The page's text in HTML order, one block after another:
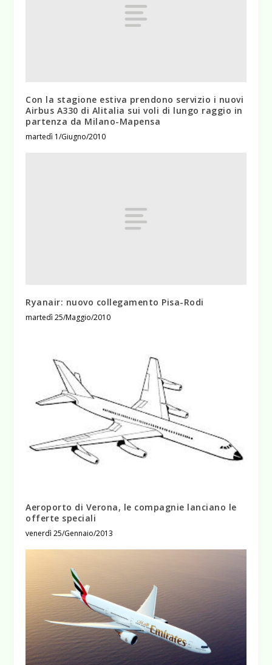
Con la stagione estiva prendono servizio i nuovi
Airbus A330 di Alitalia sui voli di lungo raggio in
partenza da Milano-Mapensa
martedì 1/Giugno/2010
Ryanair: nuovo collegamento Pisa-Rodi
martedì 25/Maggio/2010
Aeroporto di Verona, le compagnie lanciano le
offerte speciali
venerdì 25/Gennaio/2013